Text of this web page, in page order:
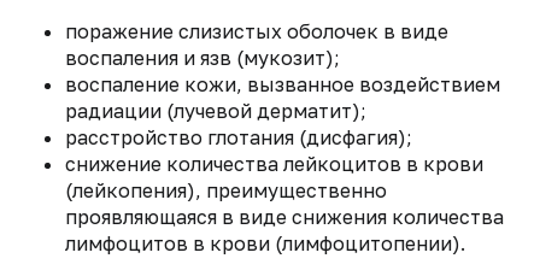
поражение слизистых оболочек в виде
воспаления и язв (мукозит);
воспаление кожи, вызванное воздействием
радиации (лучевой дерматит);
расстройство глотания (дисфагия);
снижение количества лейкоцитов в крови
(лейкопения), преимущественно
проявляющаяся в виде снижения количества
лимфоцитов в крови (лимфоцитопении).